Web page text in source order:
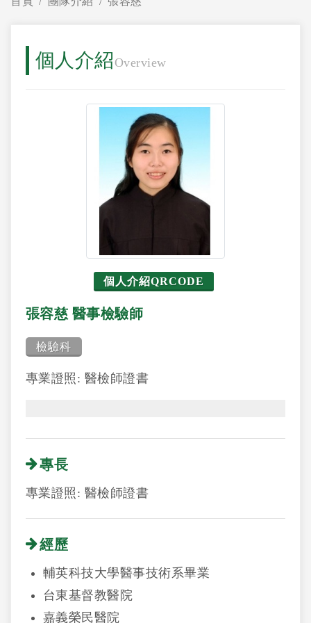
個人介紹 Overview
個人介紹QRCODE
張容慈 醫事檢驗師
檢驗科
專業證照: 醫檢師證書
專長
專業證照: 醫檢師證書
經歷
輔英科技大學醫事技術系畢業
台東基督教醫院
嘉義榮民醫院